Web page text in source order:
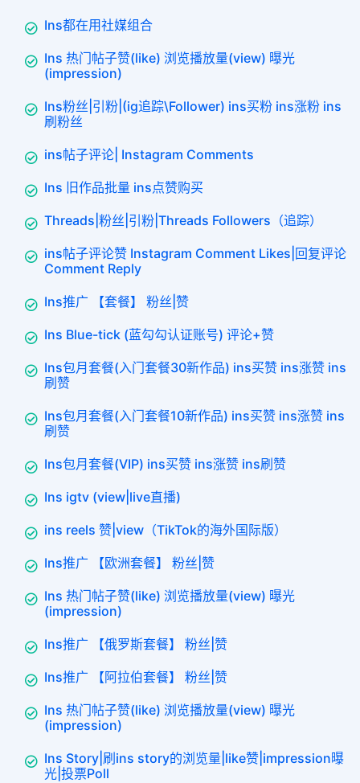
Ins都在用社媒组合
Ins 热门帖子赞(like) 浏览播放量(view) 曝光
(impression)
Ins粉丝|引粉|(ig追踪\Follower) ins买粉 ins涨粉 ins
刷粉丝
ins帖子评论| Instagram Comments
Ins 旧作品批量 ins点赞购买
Threads|粉丝|引粉|Threads Followers（追踪）
ins帖子评论赞 Instagram Comment Likes|回复评论
Comment Reply
Ins推广 【套餐】 粉丝|赞
Ins Blue-tick (蓝勾勾认证账号) 评论+赞
Ins包月套餐(入门套餐30新作品) ins买赞 ins涨赞 ins
刷赞
Ins包月套餐(入门套餐10新作品) ins买赞 ins涨赞 ins
刷赞
Ins包月套餐(VIP) ins买赞 ins涨赞 ins刷赞
Ins igtv (view|live直播)
ins reels 赞|view（TikTok的海外国际版）
Ins推广 【欧洲套餐】 粉丝|赞
Ins 热门帖子赞(like) 浏览播放量(view) 曝光
(impression)
Ins推广 【俄罗斯套餐】 粉丝|赞
Ins推广 【阿拉伯套餐】 粉丝|赞
Ins 热门帖子赞(like) 浏览播放量(view) 曝光
(impression)
Ins Story|刷ins story的浏览量|like赞|impression曝
光|投票Poll